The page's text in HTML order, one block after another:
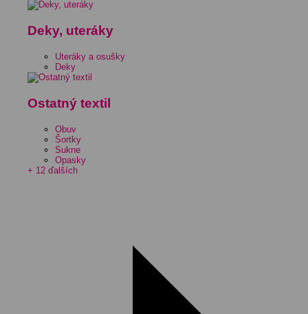
Deky, uteráky
Uteráky a osušky
Deky
Ostatný textil
Obuv
Šortky
Sukne
Opasky
+ 12 ďalších